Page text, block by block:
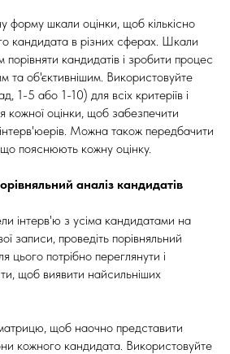
форму шкали оцінки, щоб кількісно
кандидата в різних сферах. Шкали
кандидатів і зробити процес
та об'єктивнішим. Використовуйте
1-5 або 1-10) для всіх критеріїв і
кожної оцінки, щоб забезпечити
інтерв'юерів. Можна також передбачити
пояснюють кожну оцінку.
аналіз кандидатів
інтерв'ю з усіма кандидатами на
записи, проведіть порівняльний
цього потрібно переглянути і
щоб виявити найсильніших
щоб наочно представити
кожного кандидата. Використовуйте